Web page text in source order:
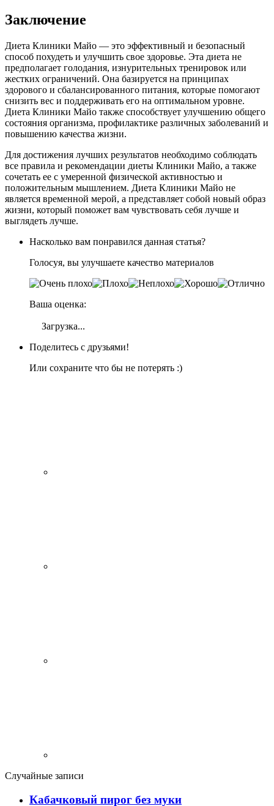
Заключение
Диета Клиники Майо — это эффективный и безопасный
способ похудеть и улучшить свое здоровье. Эта диета не
предполагает голодания, изнурительных тренировок или
жестких ограничений. Она базируется на принципах
здорового и сбалансированного питания, которые помогают
снизить вес и поддерживать его на оптимальном уровне.
Диета Клиники Майо также способствует улучшению общего
состояния организма, профилактике различных заболеваний и
повышению качества жизни.
Для достижения лучших результатов необходимо соблюдать
все правила и рекомендации диеты Клиники Майо, а также
сочетать ее с умеренной физической активностью и
положительным мышлением. Диета Клиники Майо не
является временной мерой, а представляет собой новый образ
жизни, который поможет вам чувствовать себя лучше и
выглядеть лучше.
Насколько вам понравился данная статья?
Голосуя, вы улучшаете качество материалов
Ваша оценка:
Загрузка...
Поделитесь с друзьями!
Или сохраните что бы не потерять :)
Случайные записи
Кабачковый пирог без муки